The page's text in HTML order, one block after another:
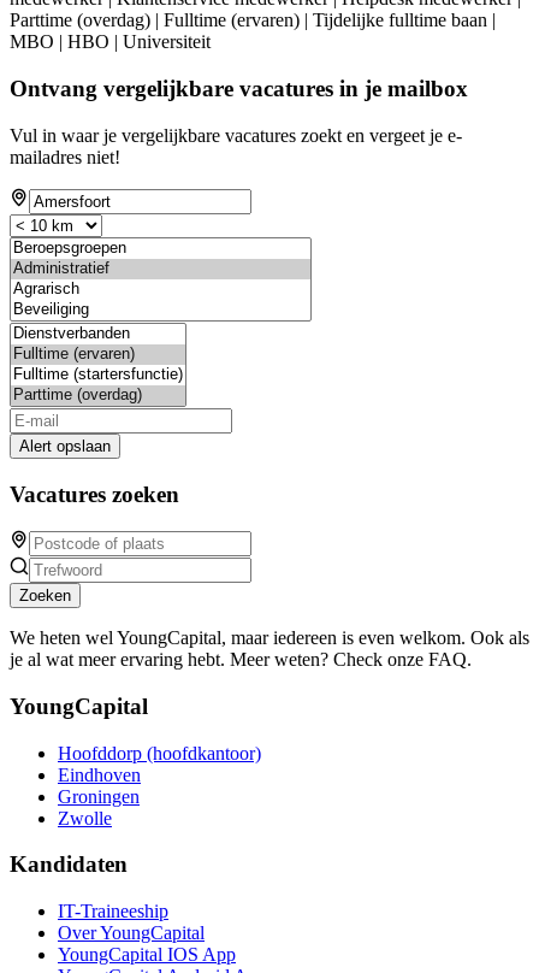
Parttime (overdag) | Fulltime (ervaren) | Tijdelijke fulltime baan |
MBO | HBO | Universiteit
Ontvang vergelijkbare vacatures in je mailbox
Vul in waar je vergelijkbare vacatures zoekt en vergeet je e-
mailadres niet!
Alert opslaan
Vacatures zoeken
Zoeken
We heten wel YoungCapital, maar iedereen is even welkom. Ook als
je al wat meer ervaring hebt. Meer weten? Check onze FAQ.
YoungCapital
Hoofddorp (hoofdkantoor)
Eindhoven
Groningen
Zwolle
Kandidaten
IT-Traineeship
Over YoungCapital
YoungCapital IOS App